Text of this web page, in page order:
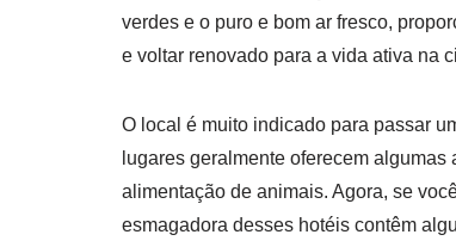
verdes e o puro e bom ar fresco,
e voltar renovado para a vida ativa na
O local é muito indicado para passar
lugares geralmente oferecem
alimentação de animais. Agora, se
esmagadora desses hotéis contêm